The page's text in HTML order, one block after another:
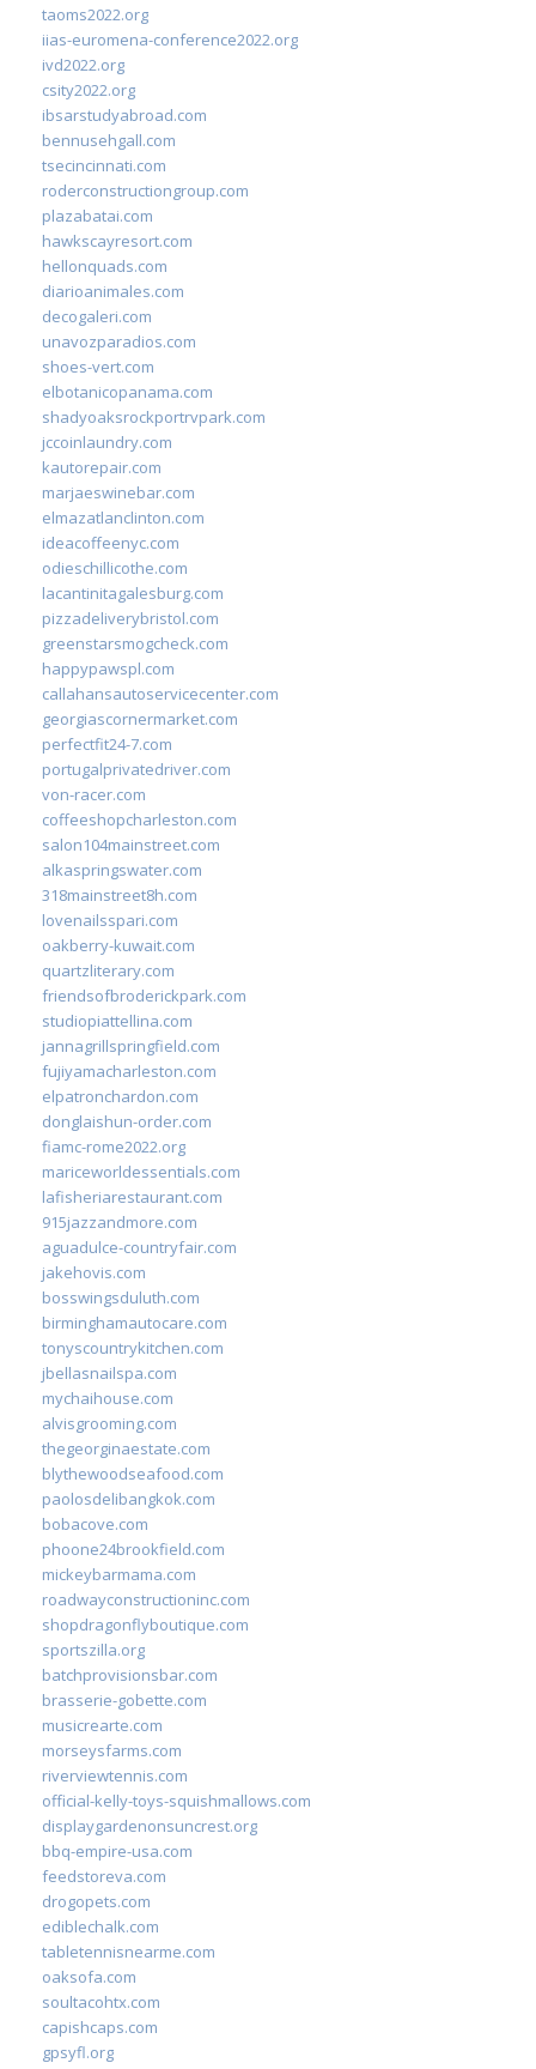
taoms2022.org
iias-euromena-conference2022.org
ivd2022.org
csity2022.org
ibsarstudyabroad.com
bennusehgall.com
tsecincinnati.com
roderconstructiongroup.com
plazabatai.com
hawkscayresort.com
hellonquads.com
diarioanimales.com
decogaleri.com
unavozparadios.com
shoes-vert.com
elbotanicopanama.com
shadyoaksrockportrvpark.com
jccoinlaundry.com
kautorepair.com
marjaeswinebar.com
elmazatlanclinton.com
ideacoffeenyc.com
odieschillicothe.com
lacantinitagalesburg.com
pizzadeliverybristol.com
greenstarsmogcheck.com
happypawspl.com
callahansautoservicecenter.com
georgiascornermarket.com
perfectfit24-7.com
portugalprivatedriver.com
von-racer.com
coffeeshopcharleston.com
salon104mainstreet.com
alkaspringswater.com
318mainstreet8h.com
lovenailsspari.com
oakberry-kuwait.com
quartzliterary.com
friendsofbroderickpark.com
studiopiattellina.com
jannagrillspringfield.com
fujiyamacharleston.com
elpatronchardon.com
donglaishun-order.com
fiamc-rome2022.org
mariceworldessentials.com
lafisheriarestaurant.com
915jazzandmore.com
aguadulce-countryfair.com
jakehovis.com
bosswingsduluth.com
birminghamautocare.com
tonyscountrykitchen.com
jbellasnailspa.com
mychaihouse.com
alvisgrooming.com
thegeorginaestate.com
blythewoodseafood.com
paolosdelibangkok.com
bobacove.com
phoone24brookfield.com
mickeybarmama.com
roadwayconstructioninc.com
shopdragonflyboutique.com
sportszilla.org
batchprovisionsbar.com
brasserie-gobette.com
musicrearte.com
morseysfarms.com
riverviewtennis.com
official-kelly-toys-squishmallows.com
displaygardenonsuncrest.org
bbq-empire-usa.com
feedstoreva.com
drogopets.com
ediblechalk.com
tabletennisnearme.com
oaksofa.com
soultacohtx.com
capishcaps.com
gpsyfl.org